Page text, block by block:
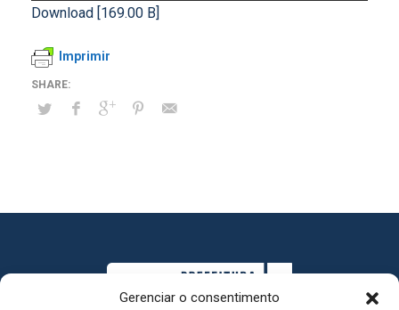
Gerenciar o consentimento
Download [169.00 B]
Imprimir